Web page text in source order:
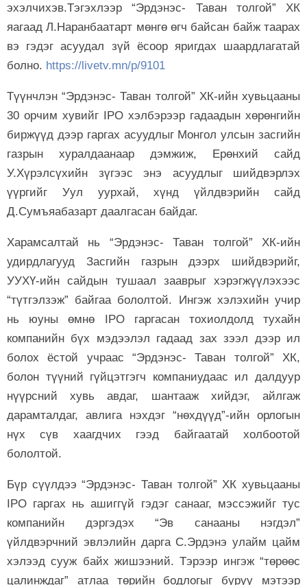
эхэлчихэв.Тэгэхлээр “Эрдэнэс- Таван толгой” ХК
яагаад Л.Наранбаатарт мөнгө өгч байсан байж таарах
вэ гэдэг асуудал зүй ёсоор яригдах шаардлагатай
болно. https://livetv.mn/p/9101
Түүнчлэн “Эрдэнэс- Таван толгой” ХК-ийн хувьцааны
30 орчим хувийг IPO хэлбэрээр гадаадын хөрөнгийн
биржүүд дээр гаргах асуудлыг Монгол улсын засгийн
газрын хуралдаанаар дэмжиж, Ерөнхий сайд
У.Хүрэлсүхийн зүгээс энэ асуудлыг шийдвэрлэх
үүргийг Уул уурхай, хүнд үйлдвэрийн сайд
Д.Сумъяабазарт даалгасан байдаг.
Харамсалтай нь “Эрдэнэс- Таван толгой” ХК-ийн
удирдлагууд Засгийн газрын дээрх шийдвэрийг,
УУХҮ-ийн сайдын тушаал зааврыг хэрэгжүүлэхээс
“түтгэлзэж” байгаа бололтой. Ингэж хэлэхийн учир
нь юуны өмнө IPO гаргасан тохиолдолд тухайн
компанийн бүх мэдээлэл гадаад зах зээл дээр ил
болох ёстой учраас “Эрдэнэс- Таван толгой” ХК,
болон түүний гүйцэтгэгч компаниудаас ил далдуур
нүүрсний хувь авдаг, шантааж хийдэг, айлгаж
дарамталдаг, авлига нэхдэг “нөхдүүд”-ийн орлогын
нүх сүв хаагдчих гээд байгаатай холбоотой
бололтой.
Бүр сүүлдээ “Эрдэнэс- Таван толгой” ХК хувьцааны
IPO гаргах нь ашиггүй гэдэг санааг, мэссэжийг тус
компанийн дэргэдэх “Эв санааны нэгдэл”
үйлдвэрчний эвлэлийн дарга С.Эрдэнэ улайм цайм
хэлээд сууж байх жишээний. Тэрээр ингэж “төрөөс
цалинждаг” атлаа төрийн бодлогыг буруу мэтээр